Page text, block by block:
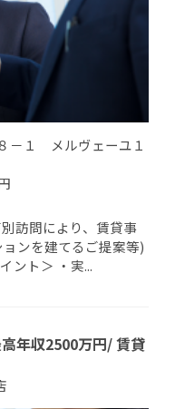
－１ メルヴェーユ１
訪問により、賃貸事
ンを建てるご提案等)
ント＞ ・実...
年収2500万円/ 賃貸